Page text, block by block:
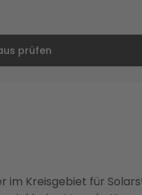
prüfen
im Kreisgebiet für